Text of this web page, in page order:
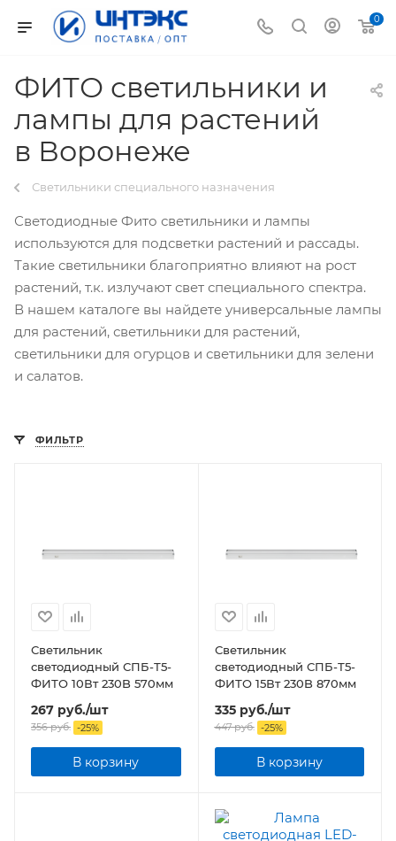
0
ФИТО светильники и
лампы для растений
в Воронеже
Светильники специального назначения
Светодиодные Фито светильники и лампы
используются для подсветки растений и рассады.
Такие светильники благоприятно влияют на рост
растений, т.к. излучают свет специального спектра.
В нашем каталоге вы найдете универсальные лампы
для растений, светильники для растений,
светильники для огурцов и светильники для зелени
и салатов.
ФИЛЬТР
Светильник
светодиодный СПБ-Т5-
ФИТО 10Вт 230B 570мм
267 руб./шт
356руб. -25%
В корзину
Светильник
светодиодный СПБ-Т5-
ФИТО 15Вт 230B 870мм
335руб./шт
447руб. -25%
В корзину